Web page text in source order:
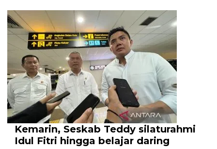
Kemarin, Seskab Teddy silaturahmi
Idul Fitri hingga belajar daring